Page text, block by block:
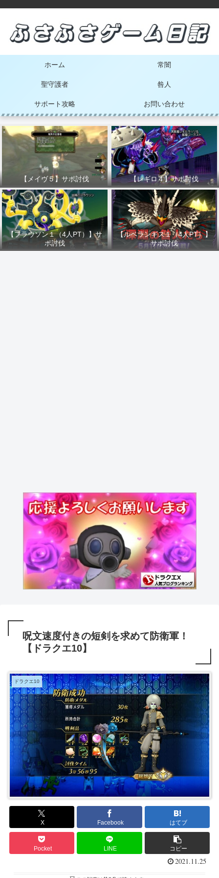
ホーム 常闇
聖守護者 咎人
サポート攻略 お問い合わせ
【メイヴ５】サポ討伐 【レギロ４】サポ討伐
【フラウソン１（4人PT）】サ
ポ討伐
【ルベランギス１（4人PT）】
サポ討伐
呪文速度付きの短剣を求めて防衛軍！
【ドラクエ10】
ドラクエ10
X Facebook はてブ
Pocket LINE コピー
2021.11.25